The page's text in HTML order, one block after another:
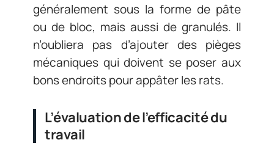
généralement sous la forme de pâte
ou de bloc, mais aussi de granulés. Il
n’oubliera pas d’ajouter des pièges
mécaniques qui doivent se poser aux
bons endroits pour appâter les rats.
L’évaluation de l’efficacité du
travail